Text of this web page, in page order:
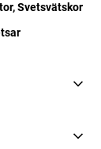
Svetsvätskor